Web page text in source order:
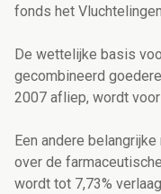
fonds het
De wettelijke basis
gecombineerd
2007 afliep, wordt
Een andere
over de
wordt tot 7,73%